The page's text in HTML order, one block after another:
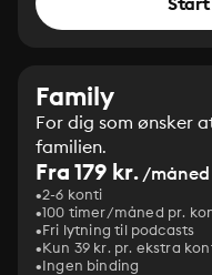
Family
For dig som ønsker
familien.
Fra 179 kr./måned
2-6 konti
100 timer/måned pr.
Fri lytning til podcasts
Kun 39 kr. pr. ekstra
Ingen binding